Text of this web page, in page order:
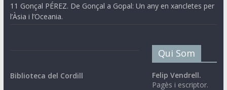
11 Gonçal PÉREZ. De Gonçal a Gopal: Un any en xancletes per
l’Àsia i l’Oceania.
Biblioteca del Cordill
Qui Som
Felip Vendrell.
Pagès i escriptor.